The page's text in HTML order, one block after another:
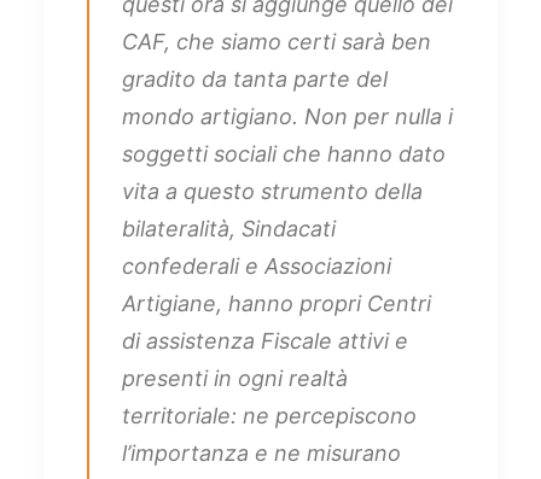
CAF, che siamo certi sarà ben
gradito da tanta parte del
mondo artigiano. Non per nulla i
soggetti sociali che hanno dato
vita a questo strumento della
bilateralità, Sindacati
confederali e Associazioni
Artigiane, hanno propri Centri
di assistenza Fiscale attivi e
presenti in ogni realtà
territoriale: ne percepiscono
l’importanza e ne misurano